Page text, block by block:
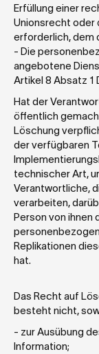
Erfüllung einer
Unionsrecht oder
erforderlich, dem
- Die
angebotene
Artikel 8 Absatz 1
Hat der
öffentlich
Löschung
der verfügbaren
technischer Art,
Verantwortliche,
verarbeiten,
Person von ihnen
Replikationen
hat.
Das Recht auf
besteht nicht,
- zur Ausübung
Information;